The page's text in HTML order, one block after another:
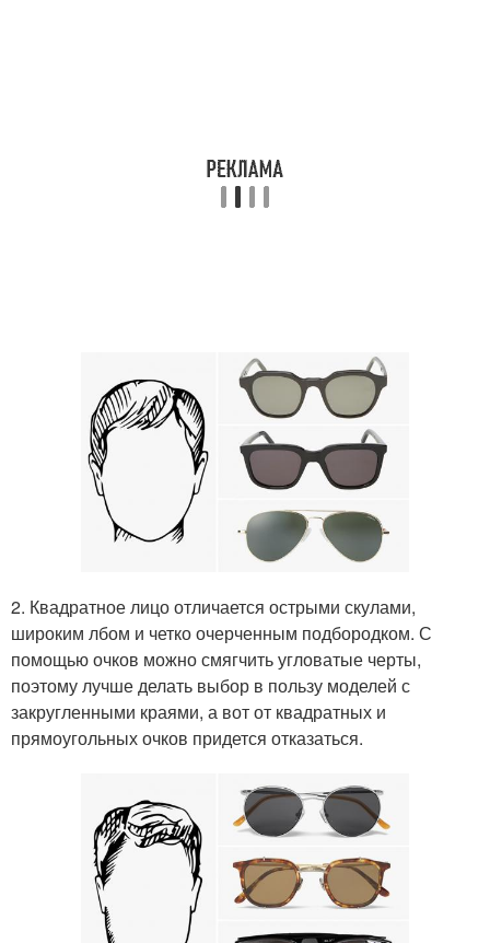
2. Квадратное лицо отличается острыми скулами,
широким лбом и четко очерченным подбородком. С
помощью очков можно смягчить угловатые черты,
поэтому лучше делать выбор в пользу моделей с
закругленными краями, а вот от квадратных и
прямоугольных очков придется отказаться.